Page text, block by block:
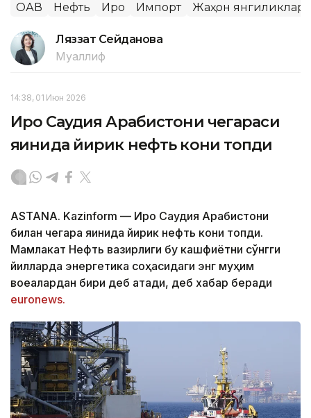
ОАВ Нефть Ироқ Импорт Жаҳон
Ляззат Сейданова
Муаллиф
14:38, 01 Июн 2026
Ироқ Саудия Арабистони чегараси
яқинида йирик нефть кони топди
ASTANA. Kazinform — Ироқ Саудия Арабистони
билан чегара яқинида йирик нефть кони топди.
Мамлакат Нефть вазирлиги бу кашфиётни сўнгги
йилларда энергетика соҳасидаги энг муҳим
воқеалардан бири деб атади, деб хабар беради
euronews.